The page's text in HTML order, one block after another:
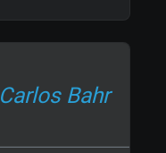
Carlos Bahr